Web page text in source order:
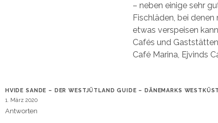
– neben einige sehr
Fischläden, bei
etwas verspeisen
Cafés und
Café Marina, Ejvinds
HVIDE SANDE – DER WESTJÜTLAND GUIDE – DÄNEMARKS
1. März 2020
Antworten